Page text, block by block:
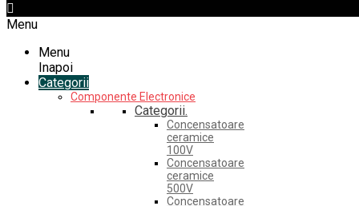

Menu
Menu
Inapoi
Categorii
Componente Electronice
Categorii.
Concensatoare
ceramice
100V
Concensatoare
ceramice
500V
Concensatoare